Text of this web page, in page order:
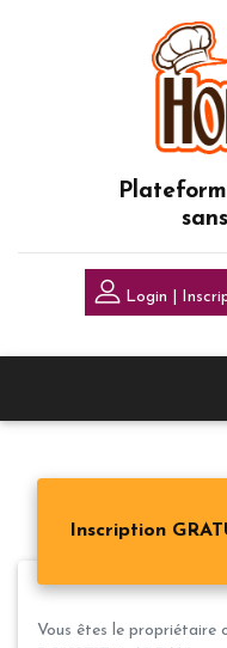
Login |
Inscription
Vous êtes le propriétaire